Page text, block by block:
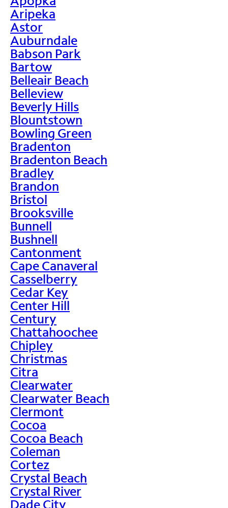
Aripeka
Astor
Auburndale
Babson Park
Bartow
Belleair Beach
Belleview
Beverly Hills
Blountstown
Bowling Green
Bradenton
Bradenton Beach
Bradley
Brandon
Bristol
Brooksville
Bunnell
Bushnell
Cantonment
Cape Canaveral
Casselberry
Cedar Key
Center Hill
Century
Chattahoochee
Chipley
Christmas
Citra
Clearwater
Clearwater Beach
Clermont
Cocoa
Cocoa Beach
Coleman
Cortez
Crystal Beach
Crystal River
Dade City